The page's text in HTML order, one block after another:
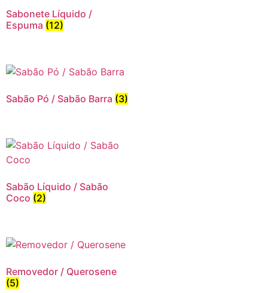
Sabonete Líquido /
Espuma (12)
Sabão Pó / Sabão Barra (3)
Sabão Líquido / Sabão
Coco (2)
Removedor / Querosene
(5)